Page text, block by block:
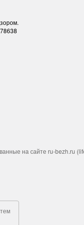
на сайте ru-bezh.ru